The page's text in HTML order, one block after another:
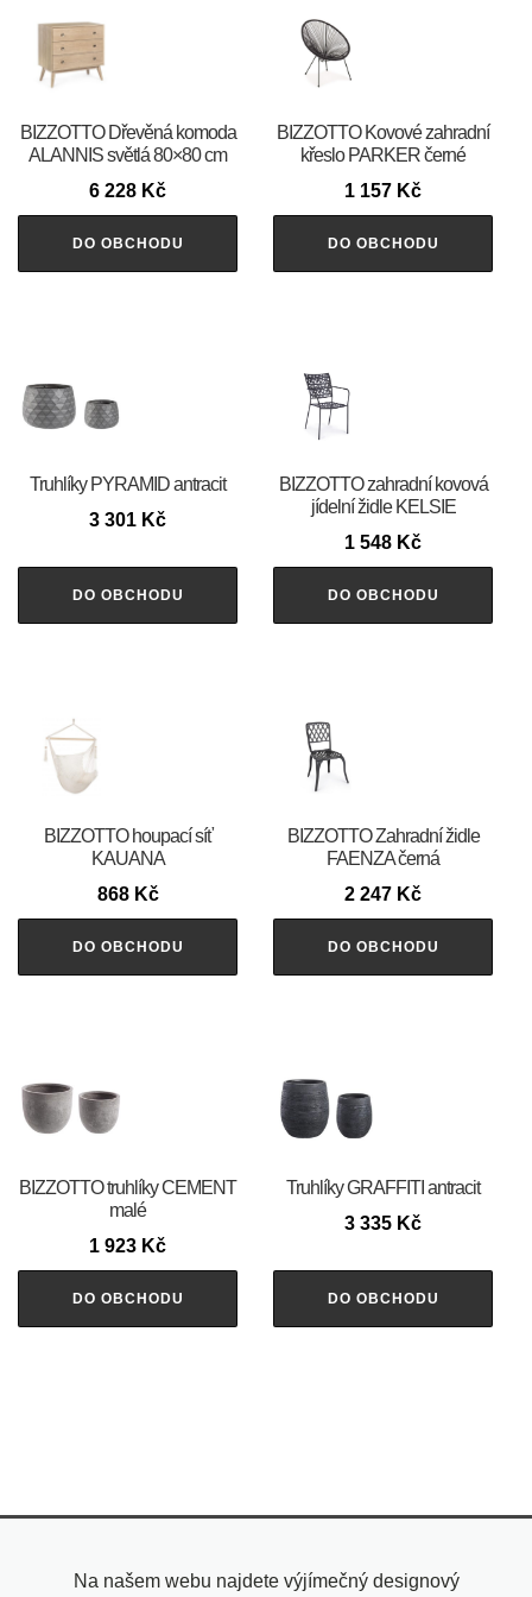
BIZZOTTO Dřevěná komoda
ALANNIS světlá 80×80 cm
6 228 Kč
DO OBCHODU
BIZZOTTO Kovové zahradní
křeslo PARKER černé
1 157 Kč
DO OBCHODU
Truhlíky PYRAMID antracit
3 301 Kč
DO OBCHODU
BIZZOTTO zahradní kovová
jídelní židle KELSIE
1 548 Kč
DO OBCHODU
BIZZOTTO houpací síť
KAUANA
868 Kč
DO OBCHODU
BIZZOTTO Zahradní židle
FAENZA černá
2 247 Kč
DO OBCHODU
BIZZOTTO truhlíky CEMENT
malé
1 923 Kč
DO OBCHODU
Truhlíky GRAFFITI antracit
3 335 Kč
DO OBCHODU
Na našem webu najdete výjímečný designový